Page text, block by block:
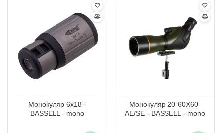
Монокуляр 6x18 -
BASSELL - mono
Монокуляр 20-60X60-
AE/SE - BASSELL - mono